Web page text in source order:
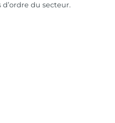
du secteur.